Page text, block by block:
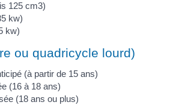
125 cm3)
kw)
kw)
ou quadricycle lourd)
(à partir de 15 ans)
(16 à 18 ans)
(18 ans ou plus)